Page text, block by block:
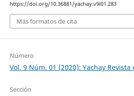
https://doi.org/10.36881/yachay.v9i01.283
Más formatos de cita
Número
Vol. 9 Núm. 01 (2020): Yachay
Sección